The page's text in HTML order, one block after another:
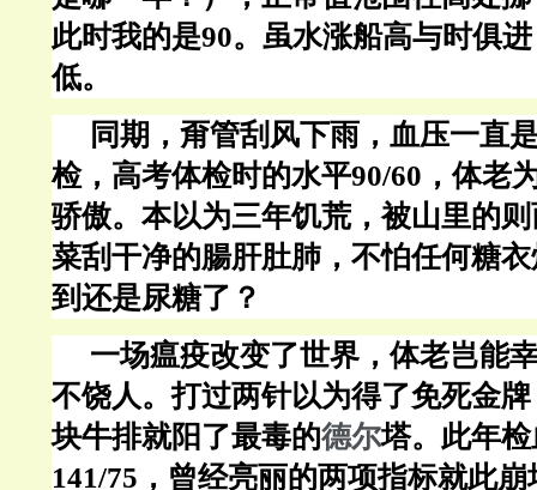
此时我的是90。虽水涨船高与时俱
低。
同期，甭管刮风下雨，血压一直
检，高考体检时的水平90/60，体老
骄傲。本以为三年饥荒，被山里的
菜刮干净的腸肝肚肺，不怕任何糖
到还是尿糖了？
一场瘟疫改变了世界，体老岂能
不饶人。打过两针以为得了免死金
块牛排就阳了最毒的德尔塔。此年
141/75，曾经亮丽的两项指标就此崩